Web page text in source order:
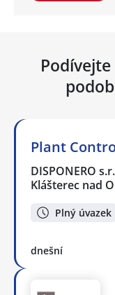
Plant
DISPONERO
Klášterec nad
Plný úvazek
dnešní